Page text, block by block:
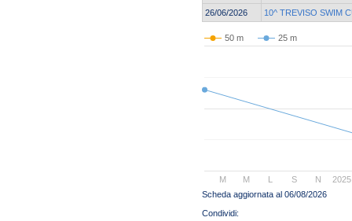
26/06/2026
10^ TREVISO SWIM
50 m 25 m
2025
M M L S N
Scheda aggiornata al 06/08/2026